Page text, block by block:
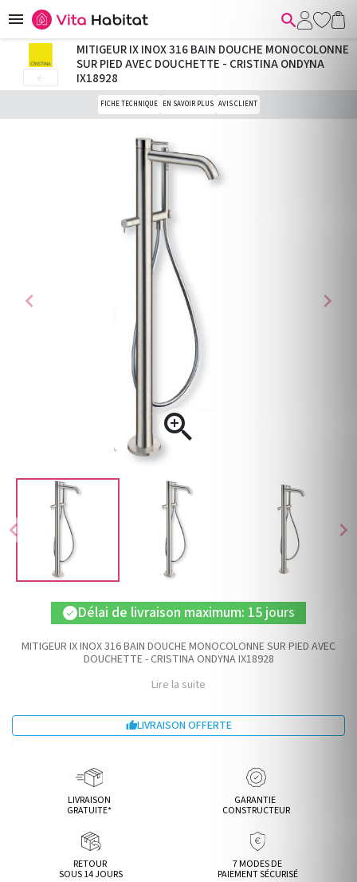
 
chevron_left chevron_right
chevron_left

chevron_right
MITIGEUR IX INOX 316 BAIN DOUCHE MONOCOLONNE
SUR PIED AVEC DOUCHETTE - CRISTINA ONDYNA
IX18928
FICHE TECHNIQUE EN SAVOIR PLUS AVIS CLIENT
check Délai de livraison maximum: 15 jours
MITIGEUR IX INOX 316 BAIN DOUCHE MONOCOLONNE SUR PIED AVEC
DOUCHETTE - CRISTINA ONDYNA IX18928
Lire la suite
LIVRAISON OFFERTE
LIVRAISON
GRATUITE*
GARANTIE
CONSTRUCTEUR
RETOUR
SOUS 14 JOURS
7 MODES DE
PAIEMENT SÉCURISÉ